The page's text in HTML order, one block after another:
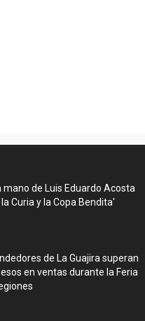
mano de Luis Eduardo Acosta
Curia y la Copa Bendita'
de La Guajira superan
en ventas durante la Feria